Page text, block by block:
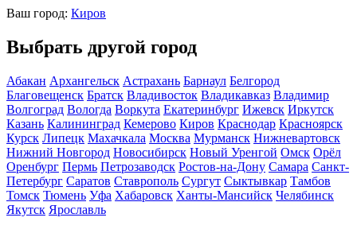
Ваш город: Киров
Выбрать другой город
Абакан Архангельск Астрахань Барнаул Белгород
Благовещенск Братск Владивосток Владикавказ Владимир
Волгоград Вологда Воркута Екатеринбург Ижевск Иркутск
Казань Калининград Кемерово Киров Краснодар Красноярск
Курск Липецк Махачкала Москва Мурманск Нижневартовск
Нижний Новгород Новосибирск Новый Уренгой Омск Орёл
Оренбург Пермь Петрозаводск Ростов-на-Дону Самара Санкт-
Петербург Саратов Ставрополь Сургут Сыктывкар Тамбов
Томск Тюмень Уфа Хабаровск Ханты-Мансийск Челябинск
Якутск Ярославль